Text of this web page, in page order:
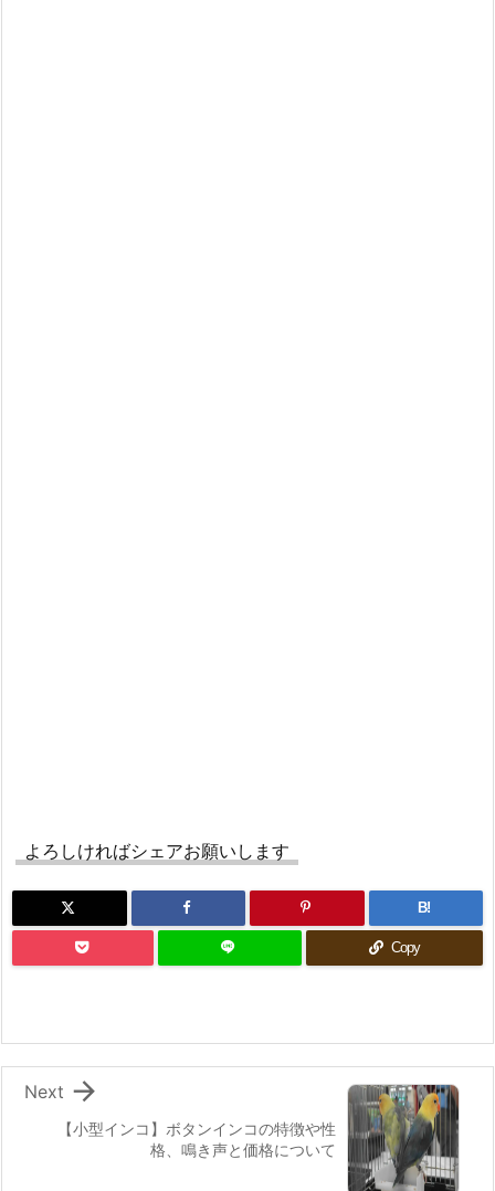
よろしければシェアお願いします
B!
Copy
【小型インコ】ボタンインコの特徴や性
格、鳴き声と価格について

Next